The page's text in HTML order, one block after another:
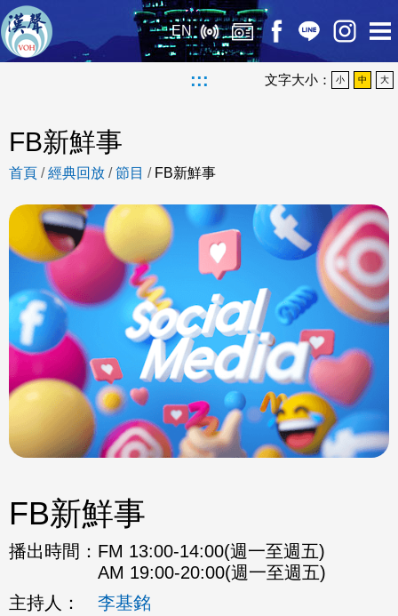
EN
::: 文字大小： 小 中 大
FB新鮮事
首頁 /經典回放 /節目 / FB新鮮事
FB新鮮事
播出時間： FM 13:00-14:00(週一至週五)
AM 19:00-20:00(週一至週五)
主持人：
李基銘